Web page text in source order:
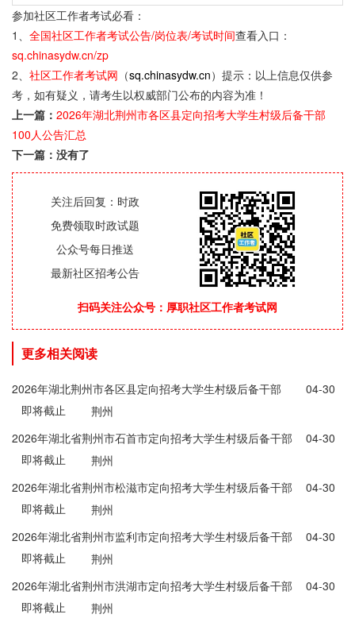
参加社区工作者考试必看：
1、 全国社区工作者考试公告/岗位表/考试时间查看入口：
sq.chinasydw.cn/zp
2、 社区工作者考试网 （sq.chinasydw.cn）提示：以上信息仅供参
考，如有疑义，请考生以权威部门公布的内容为准！
上一篇： 2026年湖北荆州市各区县定向招考大学生村级后备干部
100人公告汇总
下一篇：没有了
关注后回复：时政
免费领取时政试题
公众号每日推送
最新社区招考公告
扫码关注公众号：厚职社区工作者考试网
更多相关阅读
2026年湖北荆州市各区县定向招考大学生村级后备干部
100人公告汇总
04-30
即将截止
荆州
2026年湖北省荆州市石首市定向招考大学生村级后备干部
4人公告
04-30
即将截止
荆州
2026年湖北省荆州市松滋市定向招考大学生村级后备干部
20人公告
04-30
即将截止
荆州
2026年湖北省荆州市监利市定向招考大学生村级后备干部
10人公告
04-30
即将截止
荆州
2026年湖北省荆州市洪湖市定向招考大学生村级后备干部
10人公告
04-30
即将截止
荆州